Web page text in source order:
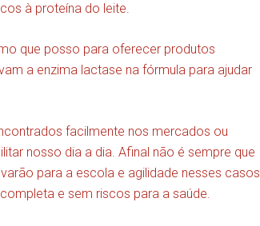
à proteína do leite.
que posso para oferecer produtos
a enzima lactase na fórmula para ajudar
facilmente nos mercados ou
nosso dia a dia. Afinal não é sempre que
para a escola e agilidade nesses casos
e sem riscos para a saúde.